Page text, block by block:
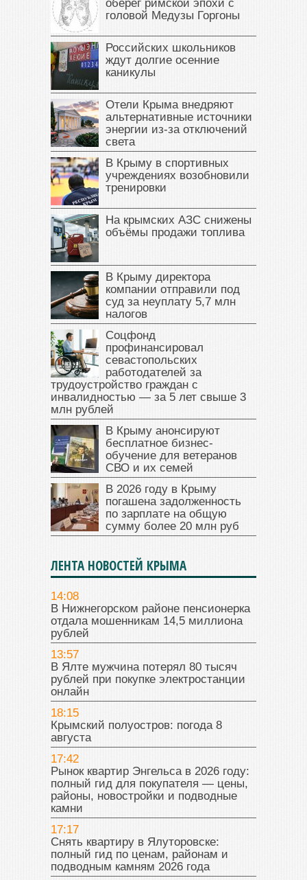
оберег римской эпохи с
головой Медузы Горгоны
Российских школьников
ждут долгие осенние
каникулы
Отели Крыма внедряют
альтернативные источники
энергии из-за отключений
света
В Крыму в спортивных
учреждениях возобновили
тренировки
На крымских АЗС снижены
объёмы продажи топлива
В Крыму директора
компании отправили под
суд за неуплату 5,7 млн
налогов
Соцфонд
профинансировал
севастопольских
работодателей за
трудоустройство граждан с
инвалидностью — за 5 лет свыше 3
млн рублей
В Крыму анонсируют
бесплатное бизнес-
обучение для ветеранов
СВО и их семей
В 2026 году в Крыму
погашена задолженность
по зарплате на общую
сумму более 20 млн руб
ЛЕНТА НОВОСТЕЙ КРЫМА
14:08
В Нижнегорском районе пенсионерка
отдала мошенникам 14,5 миллиона
рублей
13:57
В Ялте мужчина потерял 80 тысяч
рублей при покупке электростанции
онлайн
18:15
Крымский полуостров: погода 8
августа
17:42
Рынок квартир Энгельса в 2026 году:
полный гид для покупателя — цены,
районы, новостройки и подводные
камни
17:17
Снять квартиру в Ялуторовске:
полный гид по ценам, районам и
подводным камням 2026 года